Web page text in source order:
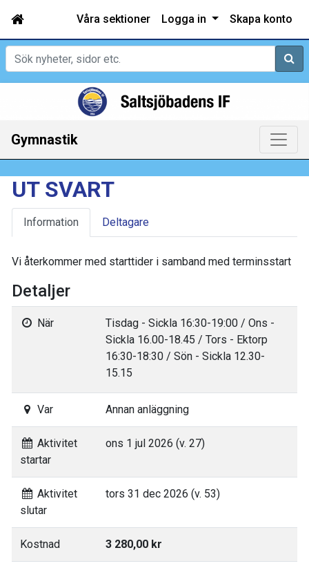
Våra sektioner Logga in Skapa konto
Sök
Gymnastik
UT SVART
Information Deltagare
Vi återkommer med starttider i samband med terminsstart
Detaljer
När
Tisdag - Sickla 16:30-19:00 / Ons -
Sickla 16.00-18.45 / Tors - Ektorp
16:30-18:30 / Sön - Sickla 12.30-
15.15
Var Annan anläggning
Aktivitet
startar
ons 1 jul 2026 (v. 27)
Aktivitet
slutar
tors 31 dec 2026 (v. 53)
Kostnad 3 280,00 kr